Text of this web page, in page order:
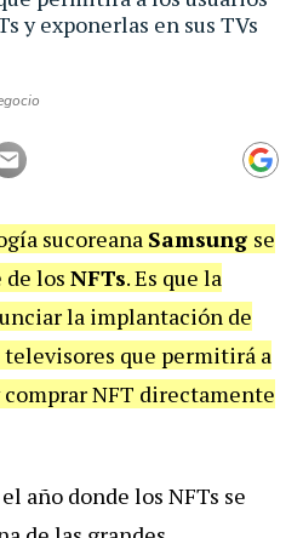
y exponerlas en sus TVs
sucoreana Samsung se
los NFTs. Es que la
la implantación de
televisores que permitirá a
comprar NFT directamente
año donde los NFTs se